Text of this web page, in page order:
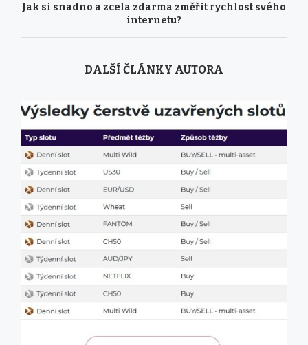
Jak si snadno a zcela zdarma změřit rychlost svého
internetu?
DALŠÍ ČLÁNKY AUTORA